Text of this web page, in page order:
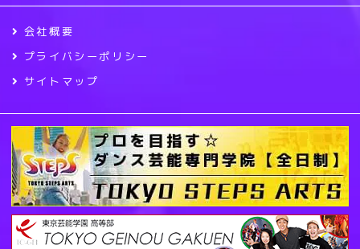
会社概要
プライバシーポリシー
サイトマップ